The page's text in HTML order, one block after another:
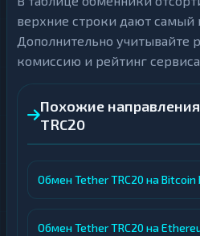
верхние строки дают самый
Дополнительно учитывайте
комиссию и рейтинг
Похожие
TRC20
Обмен Tether TRC20 на Bitcoin
Обмен Tether TRC20 на